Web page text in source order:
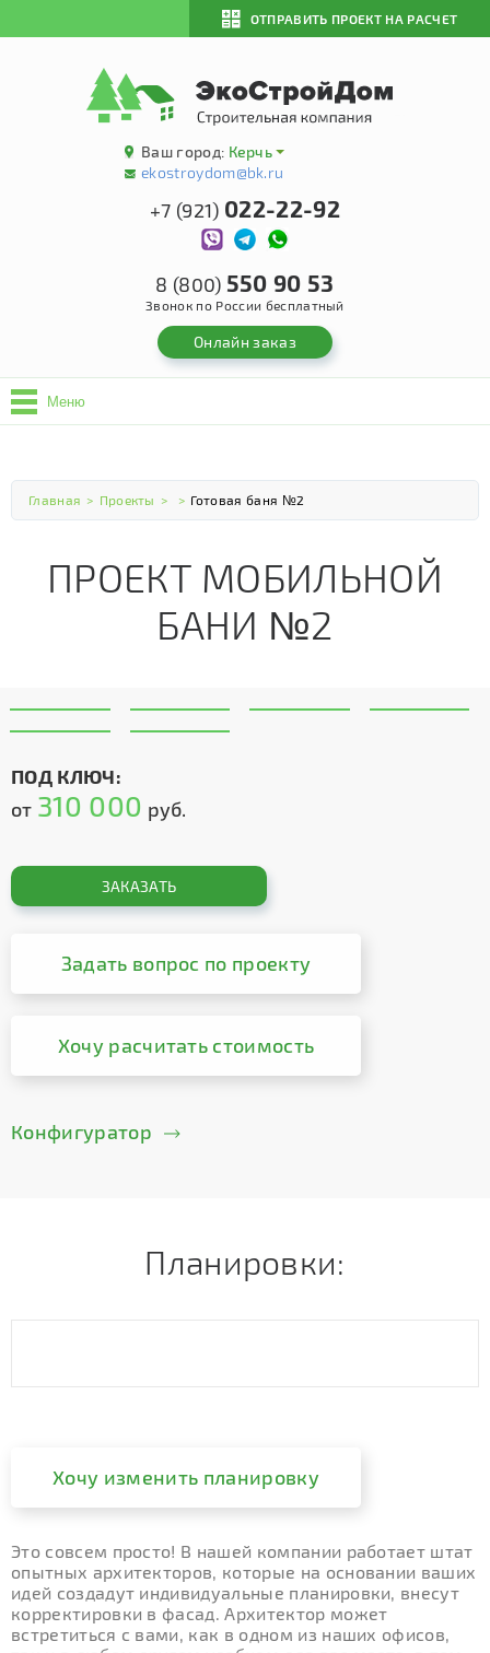
ОТПРАВИТЬ ПРОЕКТ НА РАСЧЕТ
Ваш город: Керчь
ekostroydom@bk.ru
+7 (921) 022-22-92
8 (800) 550 90 53
Звонок по России бесплатный
Онлайн заказ
Меню
Главная > Проекты > > Готовая баня №2
ПРОЕКТ МОБИЛЬНОЙ
БАНИ №2
ПОД КЛЮЧ:
от 310 000 руб.
ЗАКАЗАТЬ
Задать вопрос по проекту
Хочу расчитать стоимость
Конфигуратор
Планировки:
Хочу изменить планировку
Это совсем просто! В нашей компании работает штат
опытных архитекторов, которые на основании ваших
идей создадут индивидуальные планировки, внесут
корректировки в фасад. Архитектор может
встретиться с вами, как в одном из наших офисов,